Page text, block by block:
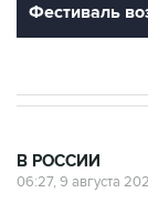
Фестиваль
В РОССИИ
06:27, 9 августа